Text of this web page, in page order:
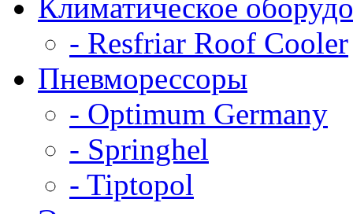
Климатическое
- Resfriar Roof Cooler
Пневморессоры
- Optimum Germany
- Springhel
- Tiptopol